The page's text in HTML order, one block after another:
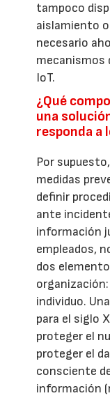
tampoco
aislamiento
necesario
mecanismos
IoT.
¿Qué
una
responda a
Por
medidas
definir
ante
información
empleados,
dos
individuo.
para el siglo
proteger el
proteger el
consciente
información